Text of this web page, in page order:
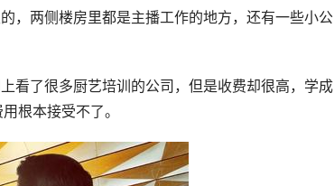
，两侧楼房里都是主播工作的地方，还有一些小公
看了很多厨艺培训的公司，但是收费却很高，学成
根本接受不了。